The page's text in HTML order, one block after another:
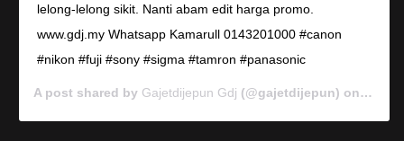
lelong-lelong sikit. Nanti abam edit harga promo.
www.gdj.my Whatsapp Kamarull 0143201000 #canon
#nikon #fuji #sony #sigma #tamron #panasonic
A post shared by Gajetdijepun Gdj (@gajetdijepun) on Jan 7,